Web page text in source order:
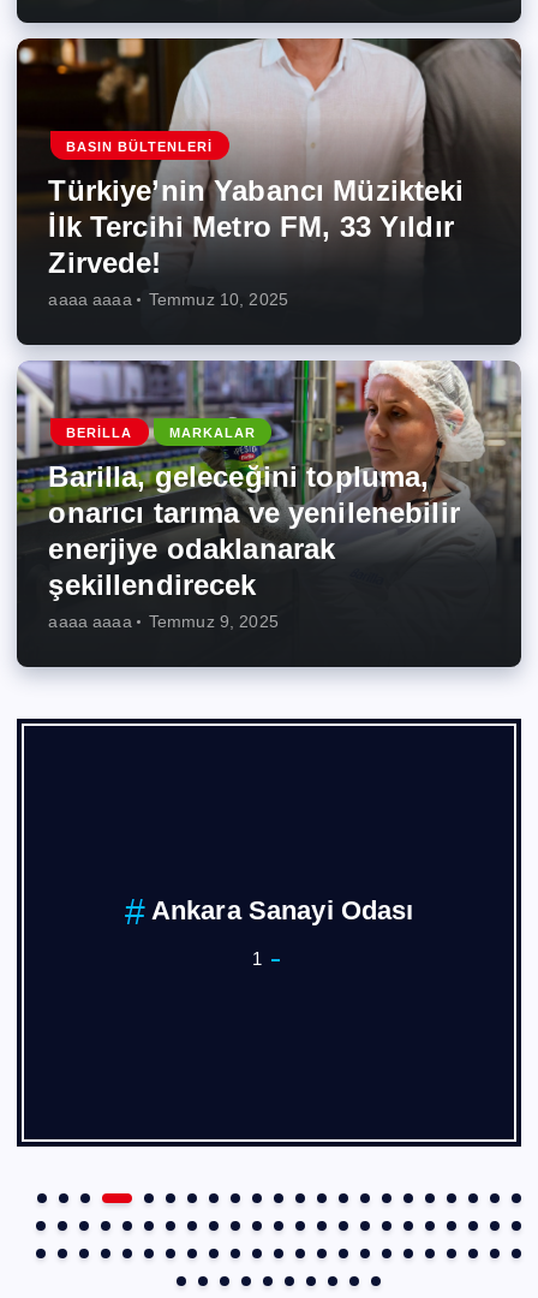
BASIN BÜLTENLERI
Türkiye’nin Yabancı Müzikteki
İlk Tercihi Metro FM, 33 Yıldır
Zirvede!
aaaa aaaa Temmuz 10, 2025
BERILLA MARKALAR
Barilla, geleceğini topluma,
onarıcı tarıma ve yenilenebilir
enerjiye odaklanarak
şekillendirecek
aaaa aaaa Temmuz 9, 2025
Ankara Sanayi Odası
1